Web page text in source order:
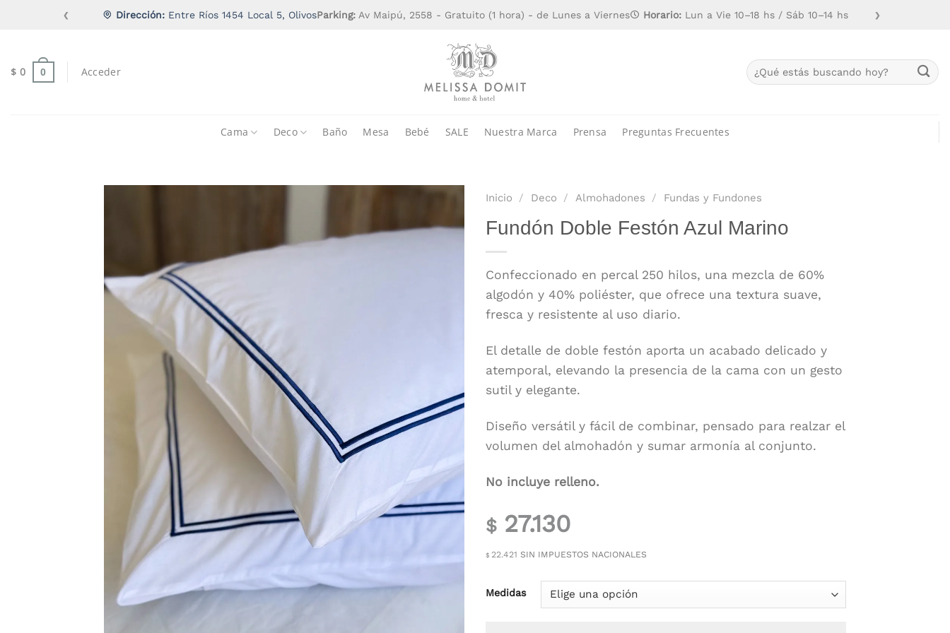
Dirección:Entre Ríos 1454 Local 5, OlivosParking:Av Maipú, 2558 - Gratuito (1 hora) - de Lunes a Viernes Horario:Lun a Vie 10–18 hs / Sáb 10–14 hs
❮ ❯
$ 0 0 Acceder
Buscar
por:
Cama Deco Baño Mesa Bebé SALE Nuestra Marca Prensa Preguntas Frecuentes
Inicio / Deco / Almohadones / Fundas y Fundones
Fundón Doble Festón Azul Marino
Confeccionado en percal 250 hilos, una mezcla de 60%
algodón y 40% poliéster, que ofrece una textura suave,
fresca y resistente al uso diario.
El detalle de doble festón aporta un acabado delicado y
atemporal, elevando la presencia de la cama con un gesto
sutil y elegante.
Diseño versátil y fácil de combinar, pensado para realzar el
volumen del almohadón y sumar armonía al conjunto.
No incluye relleno.
$27.130
$22.421 SIN IMPUESTOS NACIONALES
Medidas